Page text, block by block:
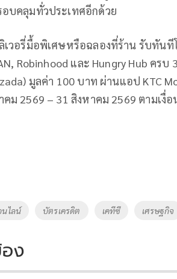
อบคลุมทั่วประเทศอีกด้วย
เวอรี่มื้อพิเศษหรือฉลองที่ร้าน รับทัน
Robinhood และ Hungry Hub คร
มูลค่า 100 บาท ผ่านแอป KTC
ม 2569 – 31 สิงหาคม 2569 ตามเงื่
ไลน์ บัตรเครดิต เคทีซี เศรษฐกิจ
ง